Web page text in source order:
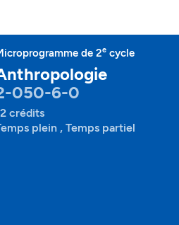
de 2e cycle
050-6-0
crédits
plein , Temps partiel